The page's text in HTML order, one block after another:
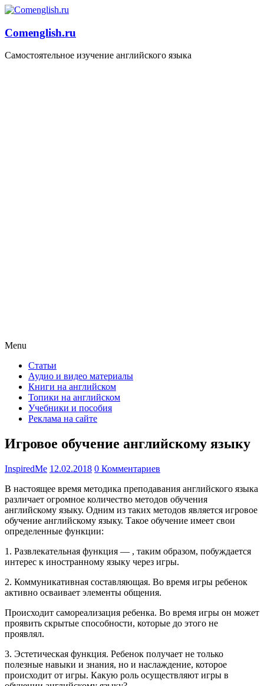
Comenglish.ru
Самостоятельное изучение английского языка
Menu
Статьи
Аудио и видео материалы
Книги на английском
Топики на английском
Учебники и пособия
Реклама на сайте
Игровое обучение английскому языку
InspiredMe 12.02.2018 0 Комментариев
В настоящее время методика преподавания английского языка
различает огромное количество методов обучения
английскому языку. Одним из таких методов является игровое
обучение английскому языку. Такое обучение имеет свои
определенные функции:
1. Развлекательная функция — , таким образом, побуждается
интерес к иностранному языку через игры.
2. Коммуникативная составляющая. Во время игры ребенок
активно осваивает элементы общения.
Происходит самореализация ребенка. Во время игры он может
проявить скрытые способности, которые до этого не
проявлял.
3. Эстетическая функция. Ребенок получает не только
полезные навыки и знания, но и наслаждение, которое
происходит от игры. Какую роль осуществляют игры в